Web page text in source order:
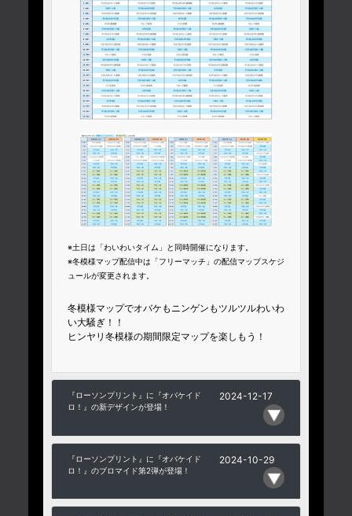
※土日は「わいわいタイム」と同時開催になります。
※冬模様マップ配信中は「フリーマッチ」の配信マップスケジ
ュールが変更されます。
冬模様マップでオバケもニンゲンもツルツルわいわ
い大騒ぎ！！
ヒンヤリ冬模様の期間限定マップを楽しもう！
『ローソンプリント』に『オバケイド
ロ！』の新デザインが登場！
2024-12-17
『ローソンプリント』に『オバケイド
ロ！』のブロマイド第2弾が登場！
2024-10-29